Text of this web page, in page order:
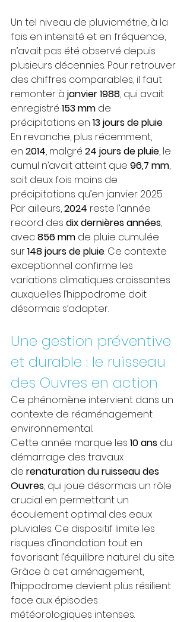
Un tel niveau de pluviométrie, à la
fois en intensité et en fréquence,
n’avait pas été observé depuis
plusieurs décennies. Pour retrouver
des chiffres comparables, il faut
remonter à janvier 1988, qui avait
enregistré 153 mm de
précipitations en 13 jours de pluie​​.
En revanche, plus récemment,
en 2014, malgré 24 jours de pluie, le
cumul n’avait atteint que 96,7 mm,
soit deux fois moins de
précipitations qu’en janvier 2025​.
Par ailleurs, 2024 reste l’année
record des dix dernières années,
avec 856 mm de pluie cumulée
sur 148 jours de pluie​​. Ce contexte
exceptionnel confirme les
variations climatiques croissantes
auxquelles l’hippodrome doit
désormais s’adapter.
Une gestion préventive
et durable : le ruisseau
des Ouvres en action
Ce phénomène intervient dans un
contexte de réaménagement
environnemental.
Cette année marque les 10 ans du
démarrage des travaux
de renaturation du ruisseau des
Ouvres, qui joue désormais un rôle
crucial en permettant un
écoulement optimal des eaux
pluviales. Ce dispositif limite les
risques d’inondation tout en
favorisant l’équilibre naturel du site.
Grâce à cet aménagement,
l’hippodrome devient plus résilient
face aux épisodes
météorologiques intenses.